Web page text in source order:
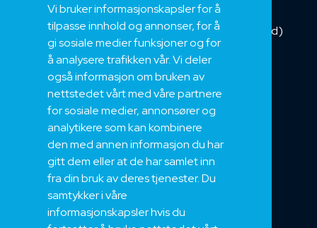
Vi bruker informasjonskapsler for å
tilpasse innhold og annonser, for å
gi sosiale medier funksjoner og for
å analysere trafikken vår. Vi deler
også informasjon om bruken av
nettstedet vårt med våre partnere
for sosiale medier, annonsører og
analytikere som kan kombinere
den med annen informasjon du har
gitt dem eller at de har samlet inn
fra din bruk av deres tjenester. Du
samtykker i våre
informasjonskapsler hvis du
Installasjonskabel
Kombikabel (Hybrid)
DNV sertifisert
Tilbehør
Om oss
Bærekraft og Åpenhet
Jobb hos oss
Sertifiseringer
Support
Teknisk